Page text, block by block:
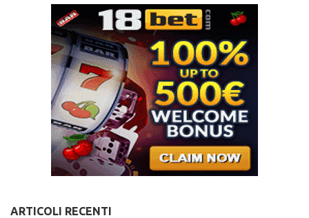
ARTICOLI RECENTI